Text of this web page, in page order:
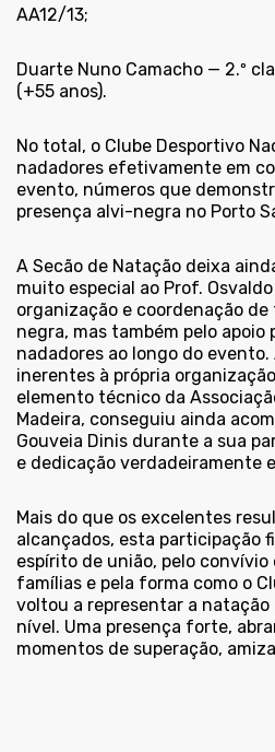
AA12/13;
Duarte Nuno Camacho — 2.º
(+55 anos).
No total, o Clube Desportivo
nadadores efetivamente em
evento, números que
presença alvi-negra no Porto
A Secão de Natação deixa
muito especial ao Prof.
organização e coordenação
negra, mas também pelo apoio
nadadores ao longo do
inerentes à própria
elemento técnico da
Madeira, conseguiu ainda
Gouveia Dinis durante a sua
e dedicação verdadeiramente
Mais do que os excelentes
alcançados, esta participação
espírito de união, pelo
famílias e pela forma como o
voltou a representar a natação
nível. Uma presença forte,
momentos de superação,